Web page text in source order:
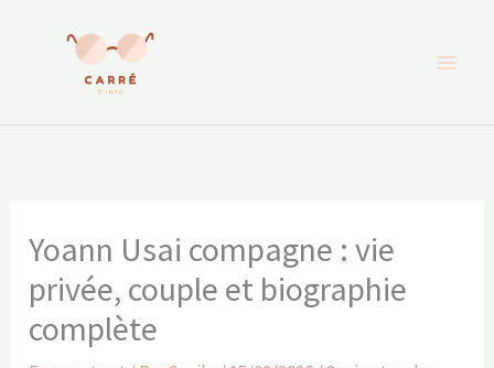
Yoann Usai compagne : vie
privée, couple et biographie
complète